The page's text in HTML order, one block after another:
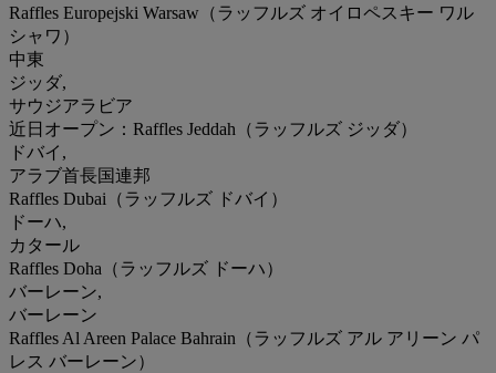
Raffles Europejski Warsaw（ラッフルズ オイロペスキー ワル
シャワ）
中東
ジッダ,
サウジアラビア
近日オープン：Raffles Jeddah（ラッフルズ ジッダ）
ドバイ,
アラブ首長国連邦
Raffles Dubai（ラッフルズ ドバイ）
ドーハ,
カタール
Raffles Doha（ラッフルズ ドーハ）
バーレーン,
バーレーン
Raffles Al Areen Palace Bahrain（ラッフルズ アル アリーン パ
レス バーレーン）